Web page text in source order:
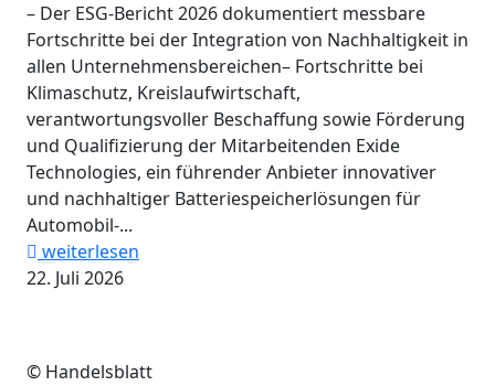
– Der ESG-Bericht 2026 dokumentiert messbare
Fortschritte bei der Integration von Nachhaltigkeit in
allen Unternehmensbereichen– Fortschritte bei
Klimaschutz, Kreislaufwirtschaft,
verantwortungsvoller Beschaffung sowie Förderung
und Qualifizierung der Mitarbeitenden Exide
Technologies, ein führender Anbieter innovativer
und nachhaltiger Batteriespeicherlösungen für
Automobil-...
weiterlesen
22. Juli 2026
© Handelsblatt